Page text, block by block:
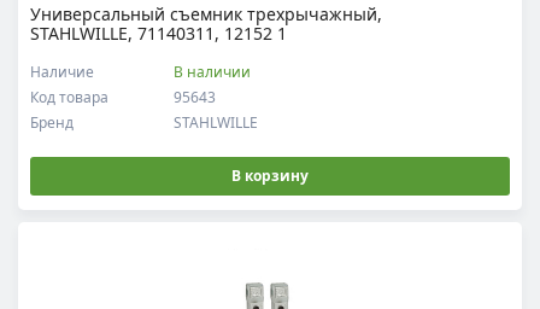
Универсальный съемник трехрычажный,
STAHLWILLE, 71140311, 12152 1
Код товара 95643
Наличие В наличии
Бренд STAHLWILLE
В корзину